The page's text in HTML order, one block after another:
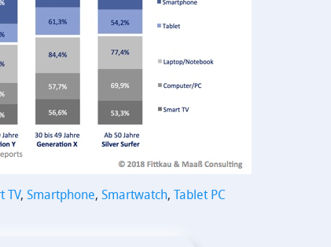
TV, Smartphone, Smartwatch, Tablet PC